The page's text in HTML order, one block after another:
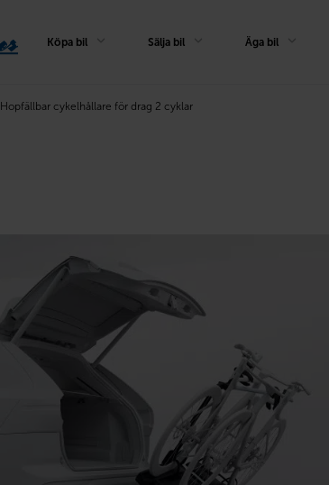
Köpa bil Sälja bil Äga bil
Hopfällbar cykelhållare för drag 2 cyklar